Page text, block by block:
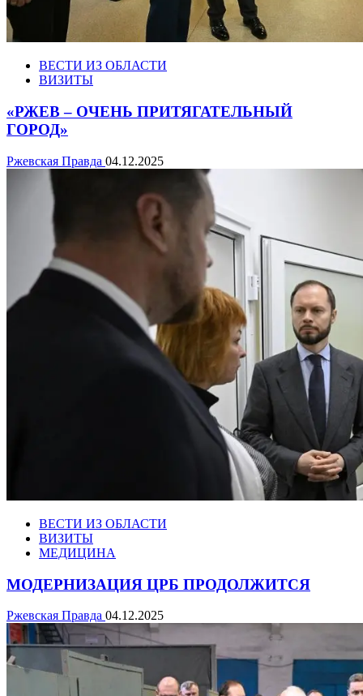
ВЕСТИ ИЗ ОБЛАСТИ
ВИЗИТЫ
«РЖЕВ – ОЧЕНЬ ПРИТЯГАТЕЛЬНЫЙ
ГОРОД»
Ржевская Правда 04.12.2025
ВЕСТИ ИЗ ОБЛАСТИ
ВИЗИТЫ
МЕДИЦИНА
МОДЕРНИЗАЦИЯ ЦРБ ПРОДОЛЖИТСЯ
Ржевская Правда 04.12.2025